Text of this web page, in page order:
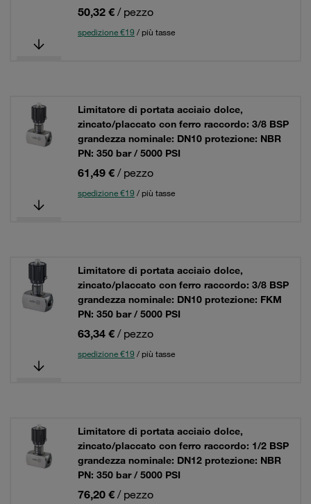
50,32 € / pezzo
spedizione €19 / più tasse
Limitatore di portata acciaio dolce,
zincato/placcato con ferro raccordo: 3/8 BSP
grandezza nominale: DN10 protezione: NBR
PN: 350 bar / 5000 PSI
61,49 € / pezzo
spedizione €19 / più tasse
Limitatore di portata acciaio dolce,
zincato/placcato con ferro raccordo: 3/8 BSP
grandezza nominale: DN10 protezione: FKM
PN: 350 bar / 5000 PSI
63,34 € / pezzo
spedizione €19 / più tasse
Limitatore di portata acciaio dolce,
zincato/placcato con ferro raccordo: 1/2 BSP
grandezza nominale: DN12 protezione: NBR
PN: 350 bar / 5000 PSI
76,20 € / pezzo